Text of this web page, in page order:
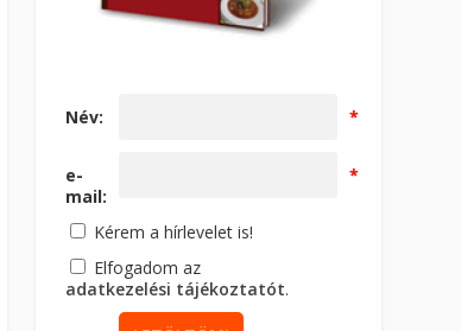
Név: *
e-
mail:
*
Kérem a hírlevelet is!
Elfogadom az
adatkezelési tájékoztatót.